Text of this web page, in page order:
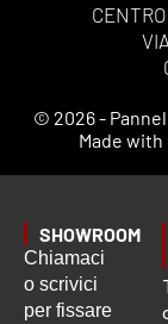
© 2026 -
Made
SHOWROOM
Chiamaci
o scrivici
per fissare